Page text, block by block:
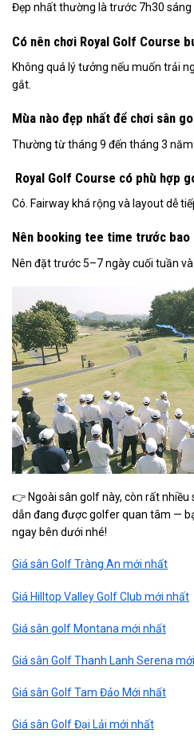
Đẹp nhất thường là trước 7h30 sáng
Có nên chơi Royal Golf Course
Không quá lý tưởng nếu muốn trải
gắt.
Mùa nào đẹp nhất để chơi sân
Thường từ tháng 9 đến tháng 3 năm
Royal Golf Course có phù hợp
Có. Fairway khá rộng và layout dễ
Nên booking tee time trước bao
Nên đặt trước 5–7 ngày cuối tuần
👉 Ngoài sân golf này, còn rất
dẫn đang được golfer quan tâm —
ngay bên dưới nhé!
Giá sân Golf Tràng An mới nhất
Giá Hilltop Valley Golf Club mới nhất
Giá sân golf Montana mới nhất
Giá sân Golf Thanh Lanh Serena
Giá sân Golf Tam Đảo Mới nhất
Giá sân Golf Đại Lải mới nhất